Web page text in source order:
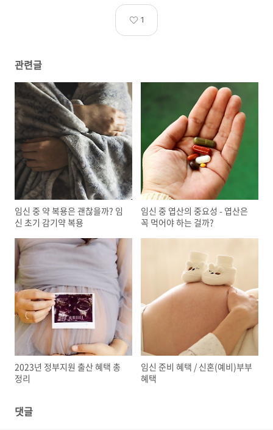
1
관련글
임신 중 약 복용은 괜찮을까? 임
신 초기 감기약 복용
임신 중 엽산의 중요성 - 엽산은
꼭 먹어야 하는 걸까?
2023년 정부지원 출산 혜택 총
정리
임신 준비 혜택 / 신혼(예비)부부
혜택
댓글